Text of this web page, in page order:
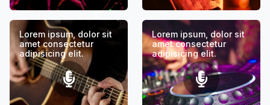
Lorem ipsum, dolor sit
amet consectetur
adipisicing elit.
Lorem ipsum, dolor sit
amet consectetur
adipisicing elit.